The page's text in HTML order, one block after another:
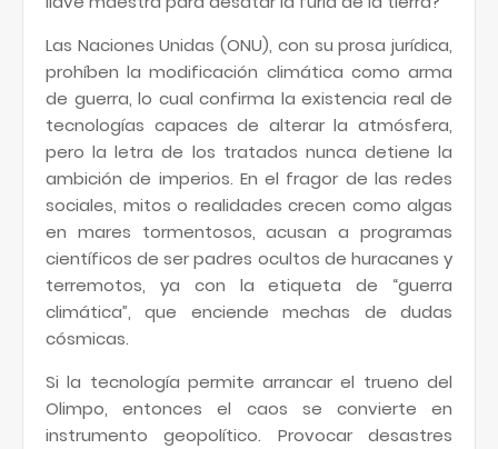
Las Naciones Unidas (ONU), con su prosa jurídica,
prohíben la modificación climática como arma
de guerra, lo cual confirma la existencia real de
tecnologías capaces de alterar la atmósfera,
pero la letra de los tratados nunca detiene la
ambición de imperios. En el fragor de las redes
sociales, mitos o realidades crecen como algas
en mares tormentosos, acusan a programas
científicos de ser padres ocultos de huracanes y
terremotos, ya con la etiqueta de “guerra
climática”, que enciende mechas de dudas
cósmicas.
Si la tecnología permite arrancar el trueno del
Olimpo, entonces el caos se convierte en
instrumento geopolítico. Provocar desastres